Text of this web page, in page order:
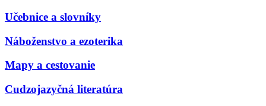
Učebnice a slovníky
Náboženstvo a ezoterika
Mapy a cestovanie
Cudzojazyčná literatúra